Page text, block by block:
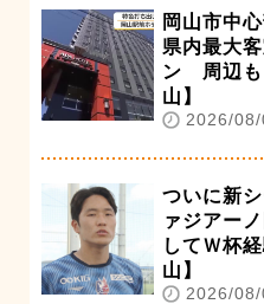
岡山市中
県内最大
ン 周辺も
山】
2026/08/
ついに新
ァジアー
してＷ杯
山】
2026/08/